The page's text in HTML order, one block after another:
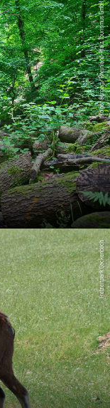
Holger Bernert/ Rheinland-Pfalz Tourismus GmbH
Freizeitpark Gackenbach